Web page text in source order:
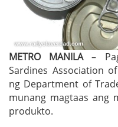
METRO MANILA–
Sardines Association
ng Department of
munang magtaas ang
produkto.